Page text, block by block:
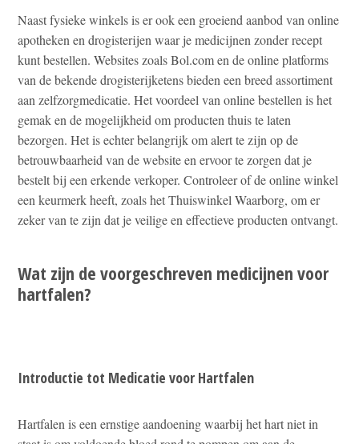
Naast fysieke winkels is er ook een groeiend aanbod van online
apotheken en drogisterijen waar je medicijnen zonder recept
kunt bestellen. Websites zoals Bol.com en de online platforms
van de bekende drogisterijketens bieden een breed assortiment
aan zelfzorgmedicatie. Het voordeel van online bestellen is het
gemak en de mogelijkheid om producten thuis te laten
bezorgen. Het is echter belangrijk om alert te zijn op de
betrouwbaarheid van de website en ervoor te zorgen dat je
bestelt bij een erkende verkoper. Controleer of de online winkel
een keurmerk heeft, zoals het Thuiswinkel Waarborg, om er
zeker van te zijn dat je veilige en effectieve producten ontvangt.
Wat zijn de voorgeschreven medicijnen voor
hartfalen?
Introductie tot Medicatie voor Hartfalen
Hartfalen is een ernstige aandoening waarbij het hart niet in